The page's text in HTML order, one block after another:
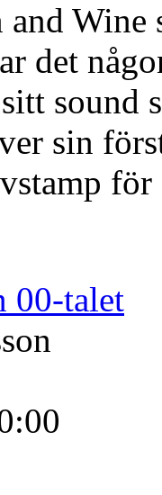
Wine
det
sound
sin
00-talet